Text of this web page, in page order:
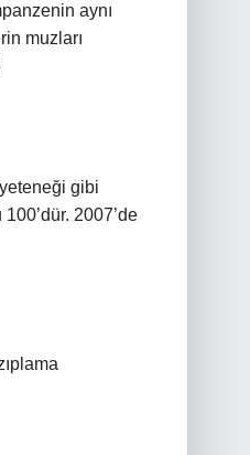
aynı
muzları
gibi
2007’de